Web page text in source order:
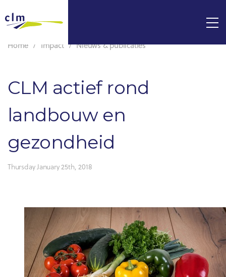
Home Impact Nieuws & publicaties
CLM actief rond
landbouw en
gezondheid
Thursday January 25th, 2018